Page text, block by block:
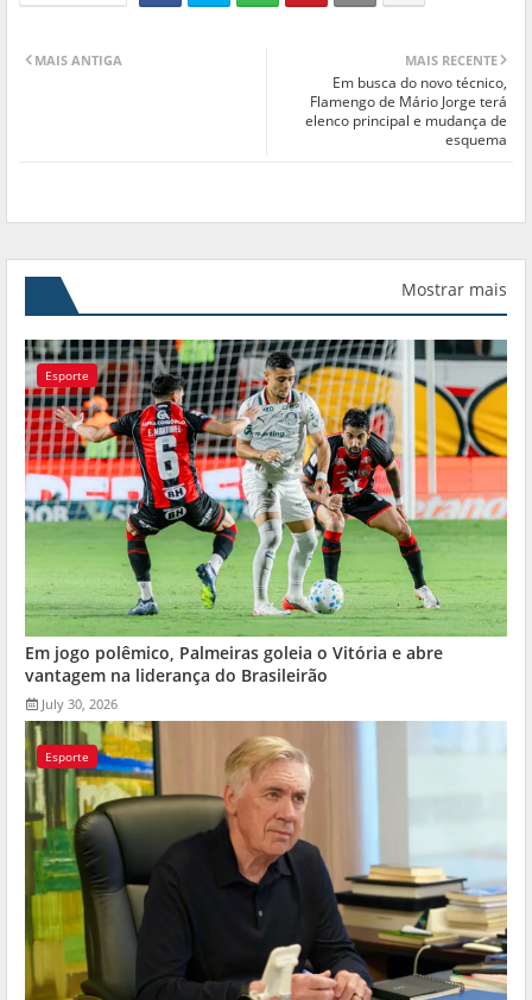
MAIS RECENTE
Em busca do novo técnico,
Flamengo de Mário Jorge terá
elenco principal e mudança de
esquema
MAIS ANTIGA
Mostrar mais
Esporte
Em jogo polêmico, Palmeiras goleia o Vitória e abre
vantagem na liderança do Brasileirão
July 30, 2026
Esporte